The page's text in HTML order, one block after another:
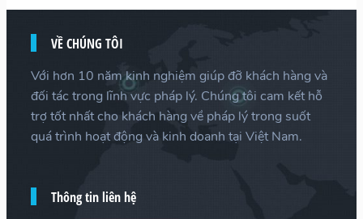
VỀ CHÚNG TÔI
Với hơn 10 năm kinh nghiệm giúp đỡ khách hàng và
đối tác trong lĩnh vực pháp lý. Chúng tôi cam kết hỗ
trợ tốt nhất cho khách hàng về pháp lý trong suốt
quá trình hoạt động và kinh doanh tại Việt Nam.
Thông tin liên hệ